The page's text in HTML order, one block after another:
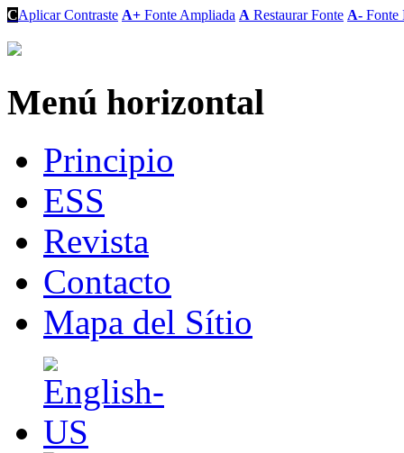
CAplicar Contraste A+ Fonte Ampliada A Restaurar Fonte A- Fonte
Menú horizontal
Principio
ESS
Revista
Contacto
Mapa del Sítio